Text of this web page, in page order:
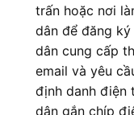
trấn hoặc nơi
dân để đăng
dân cung cấp
email và yêu
định danh điện
dân gắn chíp